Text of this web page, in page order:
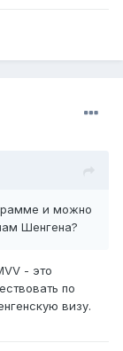
и можно
Шенгена?
- это
по
визу.